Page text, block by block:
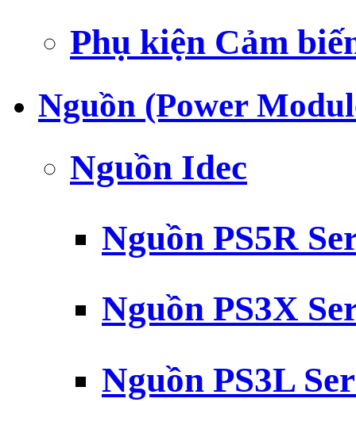
Phụ kiện Cảm
Nguồn (Power
Nguồn Idec
Nguồn PS5R
Nguồn PS3X
Nguồn PS3L